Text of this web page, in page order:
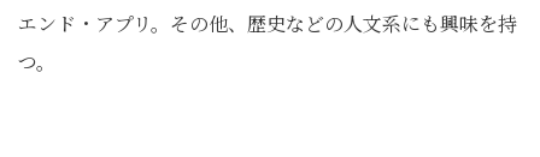
エンド・アプリ。その他、歴史などの人文系にも興味を持
つ。